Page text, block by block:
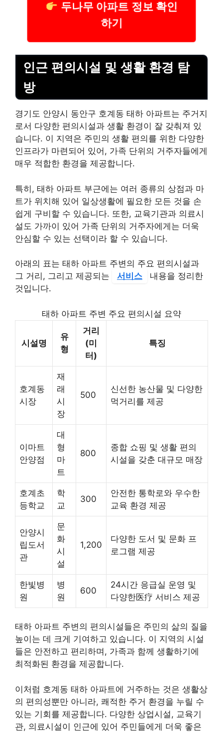
두나무 아파트 정보 확인
하기
인근 편의시설 및 생활 환경 탐
방
경기도 안양시 동안구 호계동 태하 아파트는 주거지
로서 다양한 편의시설과 생활 환경이 잘 갖춰져 있
습니다. 이 지역은 주민의 생활 편의를 위한 다양한
인프라가 마련되어 있어, 가족 단위의 거주자들에게
매우 적합한 환경을 제공합니다.
특히, 태하 아파트 부근에는 여러 종류의 상점과 마
트가 위치해 있어 일상생활에 필요한 모든 것을 손
쉽게 구비할 수 있습니다. 또한, 교육기관과 의료시
설도 가까이 있어 가족 단위의 거주자에게는 더욱
안심할 수 있는 선택이라 할 수 있습니다.
아래의 표는 태하 아파트 주변의 주요 편의시설과
그 거리, 그리고 제공되는
서비스
내용을 정리한
것입니다.
태하 아파트 주변 주요 편의시설 요약
시설명
유
형
거리
(미
터)
특징
호계동
시장
재
래
시
장
500
신선한 농산물 및 다양한
먹거리를 제공
이마트
안양점
대
형
마
트
800
종합 쇼핑 및 생활 편의
시설을 갖춘 대규모 매장
호계초
등학교
학
교
300
안전한 통학로와 우수한
교육 환경 제공
안양시
립도서
관
문
화
시
설
1,200
다양한 도서 및 문화 프
로그램 제공
한빛병
원
병
원
600
24시간 응급실 운영 및
다양한医疗 서비스 제공
태하 아파트 주변의 편의시설들은 주민의 삶의 질을
높이는 데 크게 기여하고 있습니다. 이 지역의 시설
들은 안전하고 편리하며, 가족과 함께 생활하기에
최적화된 환경을 제공합니다.
이처럼 호계동 태하 아파트에 거주하는 것은 생활상
의 편의성뿐만 아니라, 쾌적한 주거 환경을 누릴 수
있는 기회를 제공합니다. 다양한 상업시설, 교육기
관, 의료시설이 인근에 있어 주민들에게 더욱 좋은